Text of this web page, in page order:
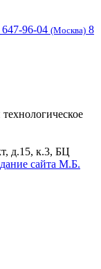
96-04 (Москва) 8
д.15, к.3, БЦ
сайта М.Б.